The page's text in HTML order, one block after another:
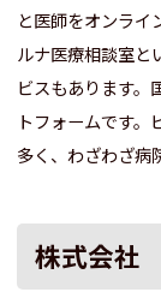
と医師をオンライ
ルナ医療相談室と
ビスもあります。
トフォームです
多く、わざわざ病
株式会社